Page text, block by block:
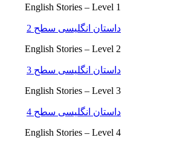
English Stories – Level 1
داستان انگلیسی سطح 2
English Stories – Level 2
داستان انگلیسی سطح 3
English Stories – Level 3
داستان انگلیسی سطح 4
English Stories – Level 4